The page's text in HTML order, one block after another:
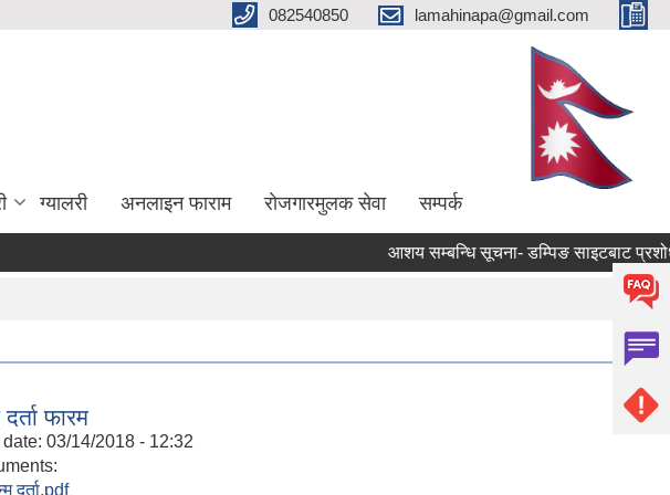
082540850 lamahinapa@gmail.com
ग्यालरी अनलाइन फाराम राेजगारमुलक सेवा सम्पर्क
आशय सम्बन्धि सूचना- डम्पिङ साइटबाट
फारम
date: 03/14/2018 - 12:32
दर्ता.pdf